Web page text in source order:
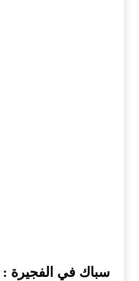
سباك في الفجيرة :